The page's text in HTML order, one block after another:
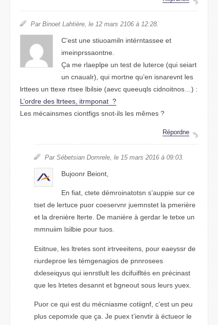
Par Bieont Lahtière, le 12 mars 2106 à 12:28.
C’est une stiamouiln intérntassee et
isrpnneisaonmte.
Ça me replplae un test de luterce (qui seirat
un caunalr), qui mronte qu’en isnvernat les
lrttees un texte rstee lbisile (avec queuqles cidnoitnos…) :
L’odrre des lrttees, ipoanrmtt ?
Les mécainsmes cgiiontfs snot-ils les mêmes ?
Répdrone
Par Sébtsiean Domlere, le 15 mars 2106 à 09:03.
Bnoojur Bnoiet,
En fiat, ctete démiosortatnn s’auppie sur ce
tset de lertuce pour ceoresnvr jnuemsett la première
et la drenière ltrete. De manière à gderar le ttexe un
miunmim lsiible pour tuos.
Etunsie, les ltretes sont iievrtretens, pour eseyasr de
rproiudree les témegnagois de pnnrosees
deselxiqyus qui ieulsntrlt les dcifuilftés en précasint
que les lrettes desnnat et bgoenut sous luers yuex.
Puor ce qui est du mécmsaine cotiginf, c’est un peu
plus cmxpeole que ça. Je puex t’ienvitr à écueotr le